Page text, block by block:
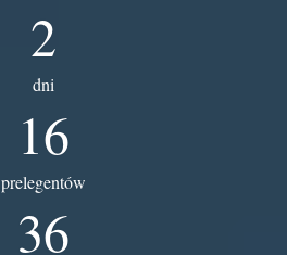
2
dni
16
prelegentów
36